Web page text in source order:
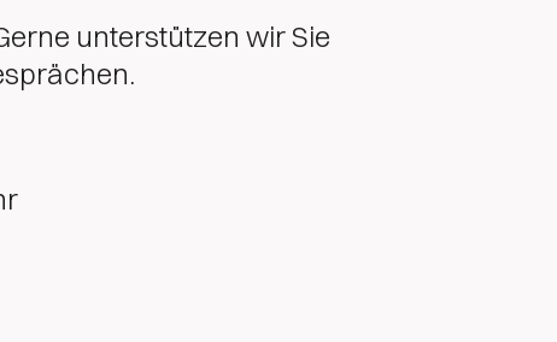
unterstützen wir Sie